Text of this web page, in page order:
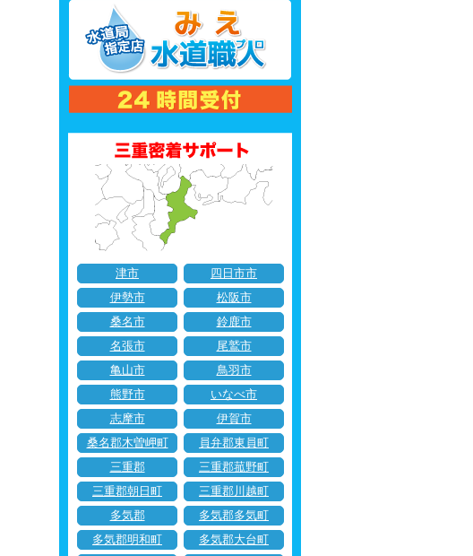
津市
四日市市
伊勢市
松阪市
桑名市
鈴鹿市
名張市
尾鷲市
亀山市
鳥羽市
熊野市
いなべ市
志摩市
伊賀市
桑名郡木曽岬町
員弁郡東員町
三重郡
三重郡菰野町
三重郡朝日町
三重郡川越町
多気郡
多気郡多気町
多気郡明和町
多気郡大台町